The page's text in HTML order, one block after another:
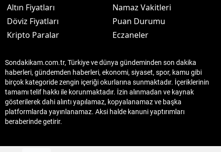
Altın Fiyatları
Döviz Fiyatları
Kripto Paralar
Namaz Vakitleri
Puan Durumu
Eczaneler
Sondakikam.com.tr, Türkiye ve dünya gündeminden son dakika
haberleri, gündemden haberleri, ekonomi, siyaset, spor, kamu gibi
birçok kategoride zengin içeriği okurlarına sunmaktadır. İçeriklerinin
tamamı telif hakkı ile korunmaktadır. İzin alınmadan ve kaynak
gösterilerek dahi alıntı yapılamaz, kopyalanamaz ve başka
platformlarda yayınlanamaz. Aksi halde kanuni yaptırımları
beraberinde getirir.